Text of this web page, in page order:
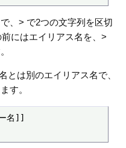
、> で2つの文字列を区切
にはエイリアス名を、>
とは別のエイリアス名で、
す。
名]]